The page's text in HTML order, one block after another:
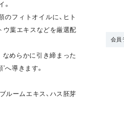
。
フィトオイルに、ヒト
ウ葉エキスなどを厳選配
なめらかに引き締まった
へ導きます。
ルームエキス、ハス胚芽
会員